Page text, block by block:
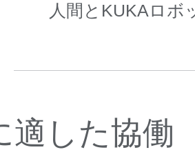
人間とKUKAロボ
適した協働